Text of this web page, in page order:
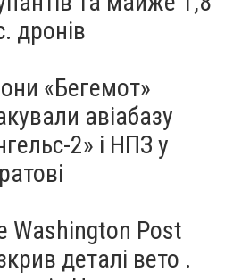
дронів
«Бегемот»
авіабазу
2» і НПЗ у
Washington Post
деталі вето .